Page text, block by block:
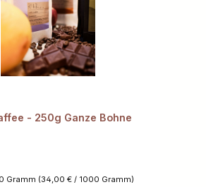
- 250g Ganze Bohne
Gramm (34,00 € / 1000 Gramm)